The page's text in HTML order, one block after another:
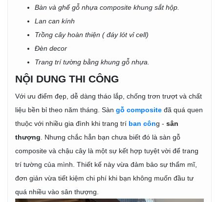
Bàn và ghế gỗ nhựa composite khung sắt hộp.
Lan can kính
Trồng cây hoàn thiện ( đáy lót vỉ cell)
Đèn decor
Trang trí tường bằng khung gỗ nhựa.
NỘI DUNG THI CÔNG
Với ưu điểm đẹp, dễ dàng tháo lắp, chống trơn trượt và chất
liệu bền bỉ theo năm tháng. Sàn gỗ composite đã quá quen
thuộc với nhiều gia đình khi trang trí ban công - sân
thượng . Nhưng chắc hẳn bạn chưa biết đó là sàn gỗ
composite và chậu cây là một sự kết hợp tuyệt vời để trang
trí tường của mình. Thiết kế này vừa đảm bảo sự thẩm mĩ,
đơn giản vừa tiết kiệm chi phí khi bạn không muốn đầu tư
quá nhiều vào sân thượng.